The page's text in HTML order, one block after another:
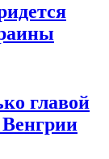
главой